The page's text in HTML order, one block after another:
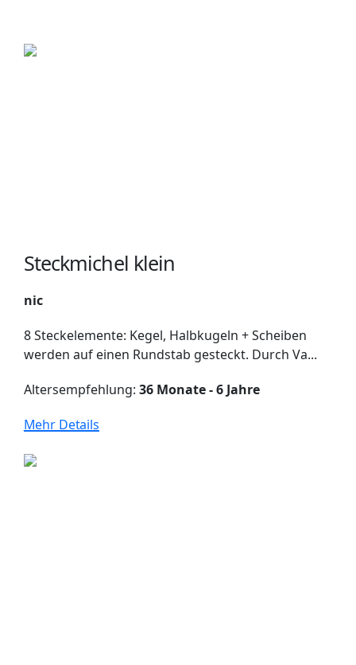
Steckmichel klein
nic
8 Steckelemente: Kegel, Halbkugeln + Scheiben
werden auf einen Rundstab gesteckt. Durch Va...
Altersempfehlung: 36 Monate - 6 Jahre
Mehr Details